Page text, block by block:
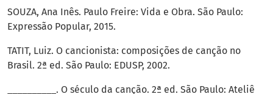
SOUZA, Ana Inês. Paulo Freire: Vida e Obra. São Paulo:
Expressão Popular, 2015.
TATIT, Luiz. O cancionista: composições de canção no
Brasil. 2ª ed. São Paulo: EDUSP, 2002.
__________. O século da canção. 2ª ed. São Paulo: Ateliê